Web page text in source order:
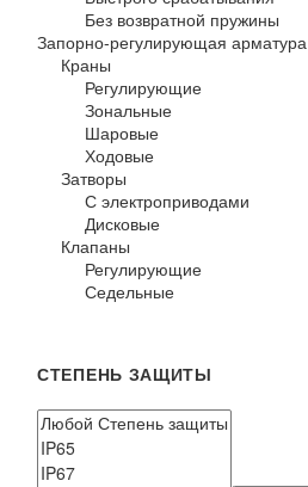
Без возвратной пружины
Запорно-регулирующая арматура
Краны
Регулирующие
Зональные
Шаровые
Ходовые
Затворы
С электроприводами
Дисковые
Клапаны
Регулирующие
Седельные
СТЕПЕНЬ ЗАЩИТЫ